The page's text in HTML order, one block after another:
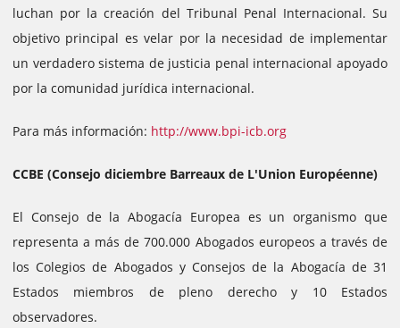
luchan por la creación del Tribunal Penal Internacional. Su
objetivo principal es velar por la necesidad de implementar
un verdadero sistema de justicia penal internacional apoyado
por la comunidad jurídica internacional.
Para más información: http://www.bpi-icb.org
CCBE (Consejo diciembre Barreaux de L'Union Européenne)
El Consejo de la Abogacía Europea es un organismo que
representa a más de 700.000 Abogados europeos a través de
los Colegios de Abogados y Consejos de la Abogacía de 31
Estados miembros de pleno derecho y 10 Estados
observadores.